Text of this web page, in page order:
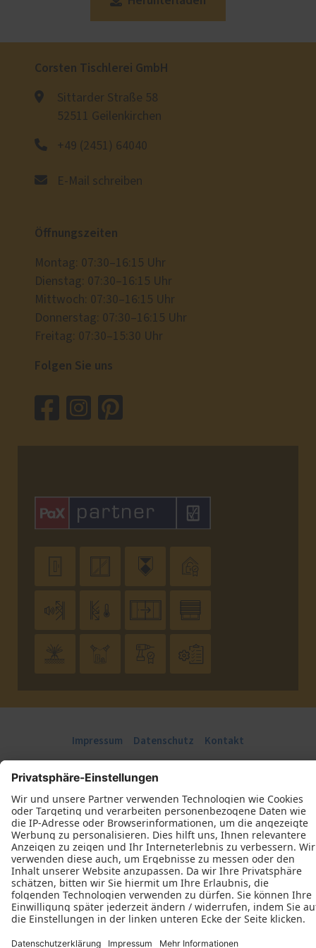
Corsten Tischlerei GmbH
Sittarder Straße 58
52511 Geilenkirchen
+49 (2451) 64040
E-Mail schreiben
Öffnungszeiten
Montag: 07:30–16:15 Uhr
Dienstag: 07:30–16:15 Uhr
Mittwoch: 07:30–16:15 Uhr
Donnerstag: 07:30–16:15 Uhr
Freitag: 07:30–15:30 Uhr
Folgen Sie uns
  
   
   
Impressum Datenschutz
Kontakt